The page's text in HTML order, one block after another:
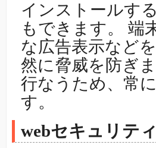
インストールす
もできます。 端
な広告表示など
然に脅威を防ぎ
行なうため、常
す。
webセキュリティ